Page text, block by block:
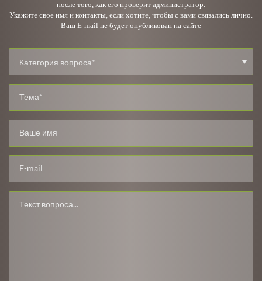
после того, как его проверит администратор.
Укажите свое имя и контакты, если хотите, чтобы с вами связались лично.
Ваш E-mail не будет опубликован на сайте
Категория вопроса*